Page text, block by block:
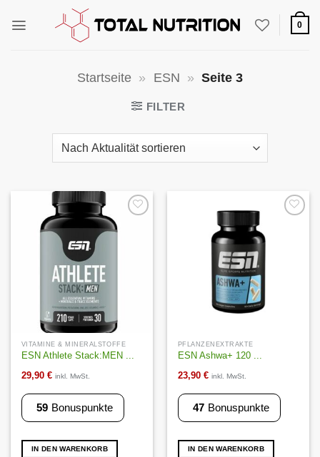
Inhalt
0
Startseite » ESN » Seite 3
FILTER
Auf die
Wunschliste
VITAMINE & MINERALSTOFFE
ESN Athlete Stack:MEN ...
29,90 € inkl. MwSt.
59 Bonuspunkte
IN DEN WARENKORB
Wunschliste
PFLANZENEXTRAKTE
ESN Ashwa+ 120 ...
23,90 € inkl. MwSt.
47 Bonuspunkte
IN DEN WARENKORB